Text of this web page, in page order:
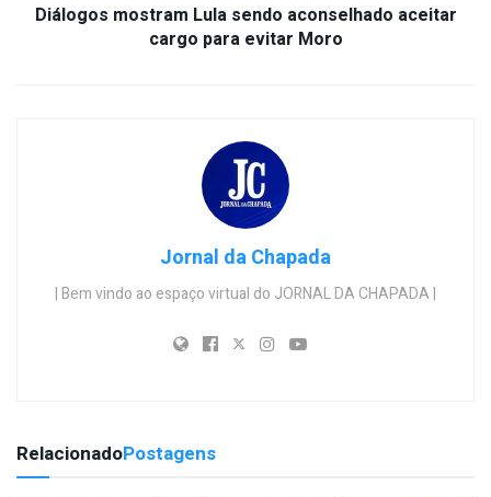
Diálogos mostram Lula sendo aconselhado aceitar
cargo para evitar Moro
Jornal da Chapada
| Bem vindo ao espaço virtual do JORNAL DA CHAPADA |
RelacionadoPostagens